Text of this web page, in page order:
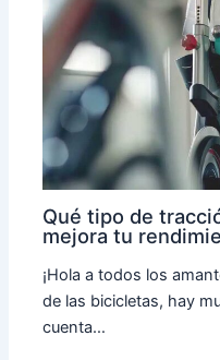
Qué tipo de
mejora tu
¡Hola a todos los
de las bicicletas, hay
cuenta…